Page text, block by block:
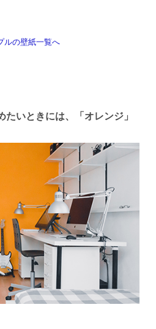
の壁紙一覧へ
いときには、「オレンジ」